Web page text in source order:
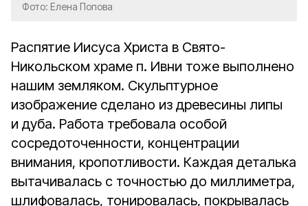
Фото: Елена Попова
Распятие Иисуса Христа в Свято-
Никольском храме п. Ивни тоже выполнено
нашим земляком. Скульптурное
изображение сделано из древесины липы
и дуба. Работа требовала особой
сосредоточенности, концентрации
внимания, кропотливости. Каждая деталька
вытачивалась с точностью до миллиметра,
шлифовалась, тонировалась, покрывалась